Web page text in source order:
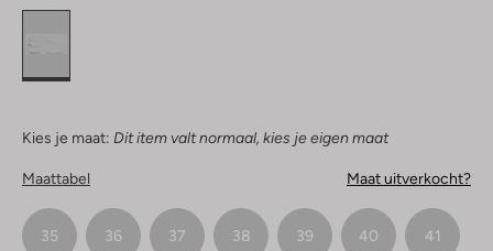
Kies je maat: Dit item valt normaal, kies je eigen maat
Maattabel Maat uitverkocht?
35 36 37 38 39 40 41